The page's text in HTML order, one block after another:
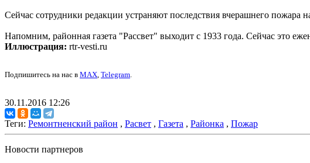
Сейчас сотрудники редакции устраняют последствия вчерашнего пожара
Напомним, районная газета "Рассвет" выходит с 1933 года. Сейчас это
Иллюстрация: rtr-vesti.ru
Подпишитесь на нас в MAX, Telegram.
30.11.2016 12:26
Теги: Ремонтненский район , Расвет , Газета , Районка , Пожар
Новости партнеров